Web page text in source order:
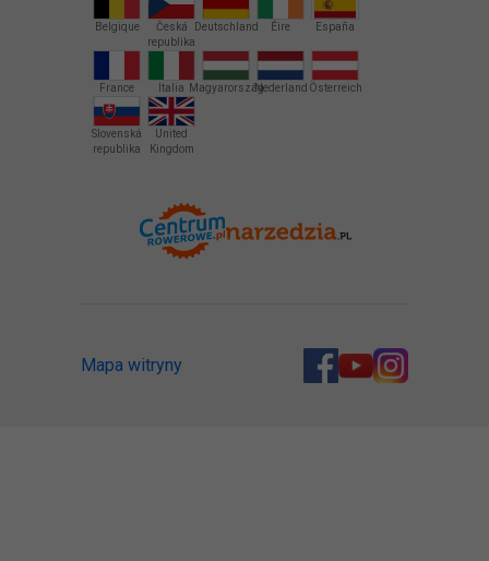
Belgique
Česká
republika
Deutschland Éire España
France Italia MagyarországNederland Österreich
Slovenská
republika
United
Kingdom
Mapa witryny